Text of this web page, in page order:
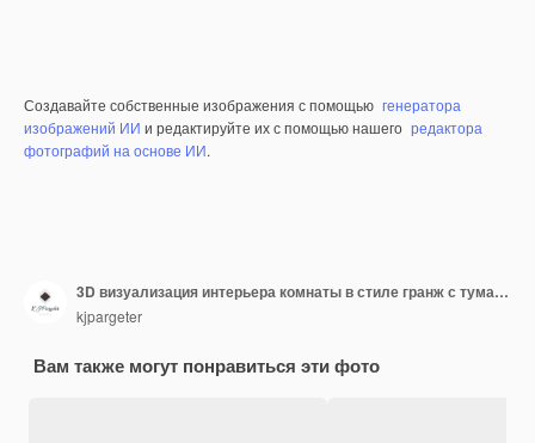
Создавайте собственные изображения с помощью генератора
изображений ИИ и редактируйте их с помощью нашего редактора
фотографий на основе ИИ.
3D визуализация интерьера комнаты в стиле гранж с туманной атмосферой
kjpargeter
Вам также могут понравиться эти фото